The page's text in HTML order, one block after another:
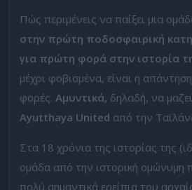
Πώς περιμένεις να παίξει μια
στην πρώτη ποδοσφαιρική
για πρώτη φορά στην ιστορία
μέχρι φοβισμένα, είναι η
φορές. Αμυντικά, δηλαδή, να
Ayutthaya United από την
Στα 18 χρόνια της ιστορίας της
ομάδα από την ιστορική ομώνυμη
πολύ σημαντικά ερείπια του